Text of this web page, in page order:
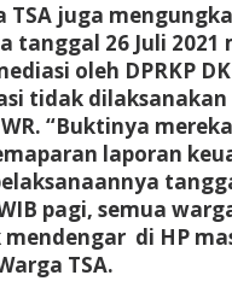
TSA juga
tanggal 26 Juli 2021
oleh DPRKP
tidak dilaksanakan
“Buktinya
laporan
pagi, semua
di HP
TSA.